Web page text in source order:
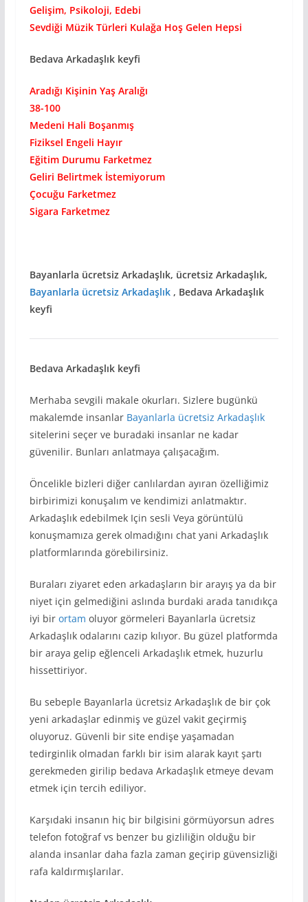
Gelişim, Psikoloji, Edebi
Sevdiği Müzik Türleri Kulağa Hoş Gelen Hepsi
Bedava Arkadaşlık keyfi
Aradığı Kişinin Yaş Aralığı
38-100
Medeni Hali Boşanmış
Fiziksel Engeli Hayır
Eğitim Durumu Farketmez
Geliri Belirtmek İstemiyorum
Çocuğu Farketmez
Sigara Farketmez
Bayanlarla ücretsiz Arkadaşlık, ücretsiz Arkadaşlık,
Bayanlarla ücretsiz Arkadaşlık, Bedava Arkadaşlık
keyfi
Bedava Arkadaşlık keyfi
Merhaba sevgili makale okurları. Sizlere bugünkü
makalemde insanlar Bayanlarla ücretsiz Arkadaşlık
sitelerini seçer ve buradaki insanlar ne kadar
güvenilir. Bunları anlatmaya çalışacağım.
Öncelikle bizleri diğer canlılardan ayıran özelliğimiz
birbirimizi konuşalım ve kendimizi anlatmaktır.
Arkadaşlık edebilmek Için sesli Veya görüntülü
konuşmamıza gerek olmadığını chat yani Arkadaşlık
platformlarında görebilirsiniz.
Buraları ziyaret eden arkadaşların bir arayış ya da bir
niyet için gelmediğini aslında burdaki arada tanıdıkça
iyi bir ortam oluyor görmeleri Bayanlarla ücretsiz
Arkadaşlık odalarını cazip kılıyor. Bu güzel platformda
bir araya gelip eğlenceli Arkadaşlık etmek, huzurlu
hissettiriyor.
Bu sebeple Bayanlarla ücretsiz Arkadaşlık de bir çok
yeni arkadaşlar edinmiş ve güzel vakit geçirmiş
oluyoruz. Güvenli bir site endişe yaşamadan
tedirginlik olmadan farklı bir isim alarak kayıt şartı
gerekmeden girilip bedava Arkadaşlık etmeye devam
etmek için tercih ediliyor.
Karşıdaki insanın hiç bir bilgisini görmüyorsun adres
telefon fotoğraf vs benzer bu gizliliğin olduğu bir
alanda insanlar daha fazla zaman geçirip güvensizliği
rafa kaldırmışlarılar.